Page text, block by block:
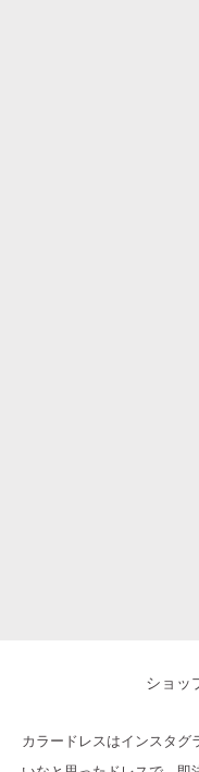
ショッ
カラードレスはインスタグ